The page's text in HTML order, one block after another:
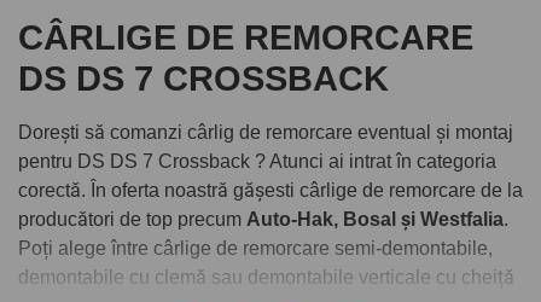
CÂRLIGE DE REMORCARE
DS DS 7 CROSSBACK
Dorești să comanzi cârlig de remorcare eventual și montaj
pentru DS DS 7 Crossback ? Atunci ai intrat în categoria
corectă. În oferta noastră gășesti cârlige de remorcare de la
producători de top precum Auto-Hak, Bosal și Westfalia.
Poți alege între cârlige de remorcare semi-demontabile,
demontabile cu clemă sau demontabile verticale cu cheiță